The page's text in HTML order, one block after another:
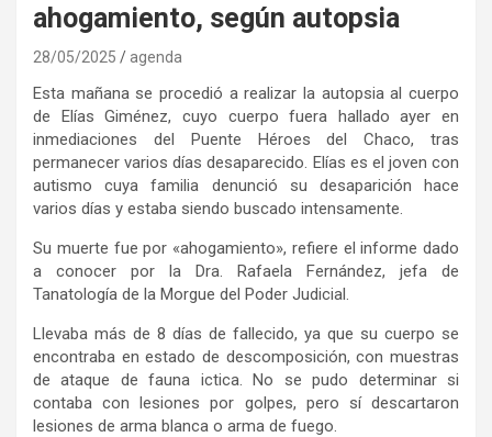
ahogamiento, según autopsia
28/05/2025 agenda
Esta mañana se procedió a realizar la autopsia al cuerpo
de Elías Giménez, cuyo cuerpo fuera hallado ayer en
inmediaciones del Puente Héroes del Chaco, tras
permanecer varios días desaparecido. Elías es el joven con
autismo cuya familia denunció su desaparición hace
varios días y estaba siendo buscado intensamente.
Su muerte fue por «ahogamiento», refiere el informe dado
a conocer por la Dra. Rafaela Fernández, jefa de
Tanatología de la Morgue del Poder Judicial.
Llevaba más de 8 días de fallecido, ya que su cuerpo se
encontraba en estado de descomposición, con muestras
de ataque de fauna ictica. No se pudo determinar si
contaba con lesiones por golpes, pero sí descartaron
lesiones de arma blanca o arma de fuego.